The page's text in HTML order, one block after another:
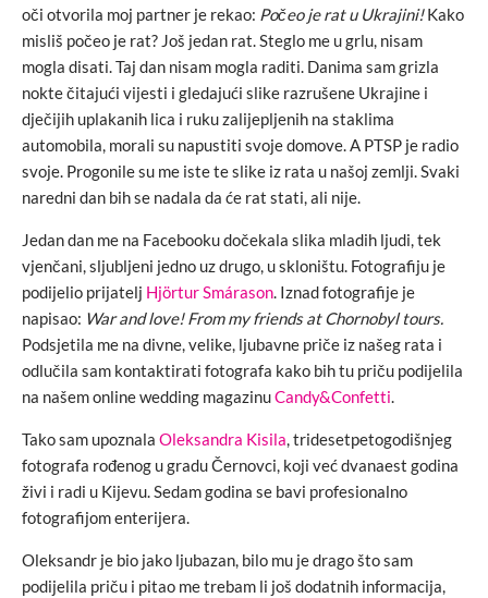
oči otvorila moj partner je rekao: Počeo je rat u Ukrajini!Kako
misliš počeo je rat? Još jedan rat. Steglo me u grlu, nisam
mogla disati. Taj dan nisam mogla raditi. Danima sam grizla
nokte čitajući vijesti i gledajući slike razrušene Ukrajine i
dječijih uplakanih lica i ruku zalijepljenih na staklima
automobila, morali su napustiti svoje domove. A PTSP je radio
svoje. Progonile su me iste te slike iz rata u našoj zemlji. Svaki
naredni dan bih se nadala da će rat stati, ali nije.
Jedan dan me na Facebooku dočekala slika mladih ljudi, tek
vjenčani, sljubljeni jedno uz drugo, u skloništu. Fotografiju je
podijelio prijatelj Hjörtur Smárason. Iznad fotografije je
napisao: War and love! From my friends at Chornobyl tours.
Podsjetila me na divne, velike, ljubavne priče iz našeg rata i
odlučila sam kontaktirati fotografa kako bih tu priču podijelila
na našem online wedding magazinuCandy&Confetti.
Tako sam upoznala Oleksandra Kisila, tridesetpetogodišnjeg
fotografa rođenog u gradu Černovci, koji već dvanaest godina
živi i radi u Kijevu. Sedam godina se bavi profesionalno
fotografijom enterijera.
Oleksandr je bio jako ljubazan, bilo mu je drago što sam
podijelila priču i pitao me trebam li još dodatnih informacija,